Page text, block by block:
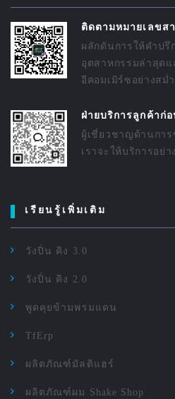
ติดตามหมายเลขส
ผลักดันการให้คำปรึ
อุตสาหกรรมล่าสุดแ
อีคอมเมิร์ซอย่างสม่
ฝ่ายบริการลูกค้าก่
ผู้เชี่ยวชาญด้านกา
เราจะให้บริการอย่
เรียนรู้เพิ่มเติม
วังปิ่น คิง 3.0
วังปิ่น คิง 2.0
พูดคุยข้ามพรมแดน
TfErp
ผลิตภัณฑ์มัลติแฮร์
ผลิตภัณฑ์ผม Shake Shop